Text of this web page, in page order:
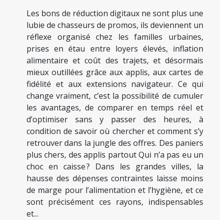
Les bons de réduction digitaux ne sont plus une
lubie de chasseurs de promos, ils deviennent un
réflexe organisé chez les familles urbaines,
prises en étau entre loyers élevés, inflation
alimentaire et coût des trajets, et désormais
mieux outillées grâce aux applis, aux cartes de
fidélité et aux extensions navigateur. Ce qui
change vraiment, c’est la possibilité de cumuler
les avantages, de comparer en temps réel et
d’optimiser sans y passer des heures, à
condition de savoir où chercher et comment s’y
retrouver dans la jungle des offres. Des paniers
plus chers, des applis partout Qui n’a pas eu un
choc en caisse ? Dans les grandes villes, la
hausse des dépenses contraintes laisse moins
de marge pour l’alimentation et l’hygiène, et ce
sont précisément ces rayons, indispensables
et...